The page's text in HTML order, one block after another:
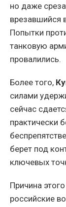
но даже
врезавшийся
Попытки
танковую
провалились.
Более того,
силами
сейчас
практически
берет под
ключевых
Причина
российские